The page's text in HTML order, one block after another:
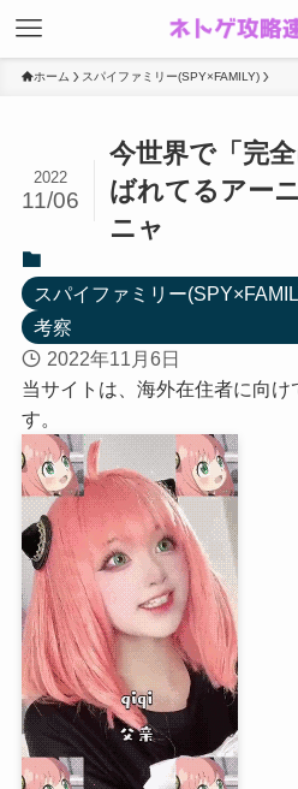
ホーム スパイファミリー(SPY×FAMILY)
今世界で「完
ばれてるアー
ニャ
2022
11/06
スパイファミリー
考察
2022年11月6日
当サイトは、海外在住者に向け
す。